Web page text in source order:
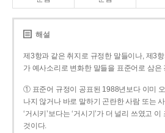
해설
제3항과 같은 취지로 규정한 말들이나, 제3
가 예사소리로 변화한 말들을 표준어로 삼은
① 표준어 규정이 공표된 1988년보다 이미
나지 않거나 바로 말하기 곤란한 사람 또는
‘거시키’보다는 ‘거시기’가 더 널리 쓰였고
것이다.